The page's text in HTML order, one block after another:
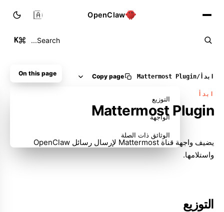
OpenClaw
Search...
K
🇸🇦
ابدأ /
Plugin ‏Mattermost
Copy page
ابدأ
Plugin ‏Mattermost
يضيف واجهة قناة Mattermost لإرسال رسائل OpenClaw
واستلامها.
التوزيع
On this page
التوزيع
الواجهة
الوثائق ذات الصلة